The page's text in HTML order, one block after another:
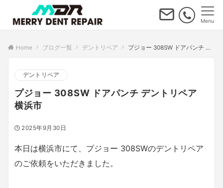
Menu
Home ブログ一覧 デントリペア プジョー 308SW ドアパンチ デントリペア 横浜市
デントリペア
プジョー 308SW ドアパンチ デントリペア
横浜市
2025年9月30日
本日は横浜市にて、プジョー 308SWのデントリペア
のご依頼をいただきました。